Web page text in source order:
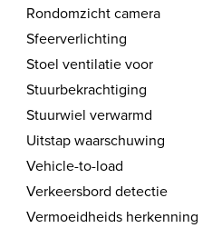
Rondomzicht camera
Sfeerverlichting
Stoel ventilatie voor
Stuurbekrachtiging
Stuurwiel verwarmd
Uitstap waarschuwing
Vehicle-to-load
Verkeersbord detectie
Vermoeidheids herkenning